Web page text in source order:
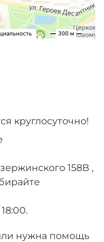
круглосуточно!
158В ,
нужна помощь